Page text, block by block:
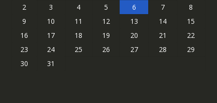
2
3 4 5 6 7
8
9
10 11 12 13 14
15
16
17 18 19 20 21
22
23
24 25 26 27 28
29
30
31